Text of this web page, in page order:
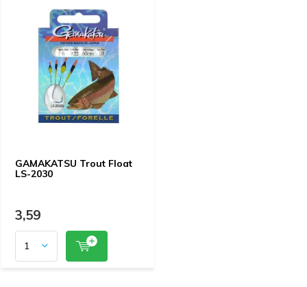
GAMAKATSU Trout Float
LS-2030
3,59